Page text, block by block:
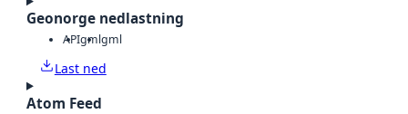
Geonorge nedlastning
APIgmlgml
Last ned
Atom Feed